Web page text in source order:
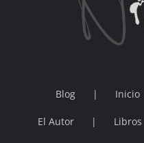
Blog Inicio
El Autor Libros